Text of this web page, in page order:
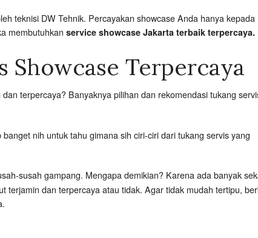
teknisi DW Tehnik. Percayakan showcase Anda hanya kepada
membutuhkan service showcase Jakarta terbaik terpercaya.
Showcase Terpercaya
terpercaya? Banyaknya pilihan dan rekomendasi tukang
nih untuk tahu gimana sih ciri-ciri dari tukang servis yang
susah gampang. Mengapa demikian? Karena ada banyak
terjamin dan terpercaya atau tidak. Agar tidak mudah tertipu,